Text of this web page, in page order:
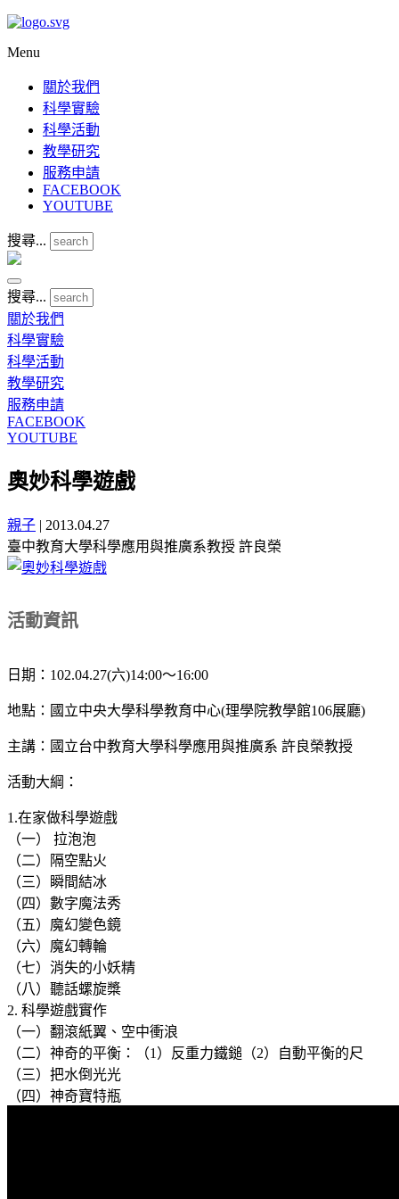
Menu
關於我們
科學實驗
科學活動
教學研究
服務申請
FACEBOOK
YOUTUBE
搜尋...
搜尋...
關於我們
科學實驗
科學活動
教學研究
服務申請
FACEBOOK
YOUTUBE
奧妙科學遊戲
親子 | 2013.04.27
臺中教育大學科學應用與推廣系教授 許良榮
活動資訊
日期：102.04.27(六)14:00～16:00
地點：國立中央大學科學教育中心(理學院教學館106展廳)
主講：國立台中教育大學科學應用與推廣系 許良榮教授
活動大綱：
1.在家做科學遊戲
（一） 拉泡泡
（二）隔空點火
（三）瞬間結冰
（四）數字魔法秀
（五）魔幻變色鏡
（六）魔幻轉輪
（七）消失的小妖精
（八）聽話螺旋槳
2. 科學遊戲實作
（一）翻滾紙翼、空中衝浪
（二）神奇的平衡：（1）反重力鐵鎚（2）自動平衡的尺
（三）把水倒光光
（四）神奇寶特瓶